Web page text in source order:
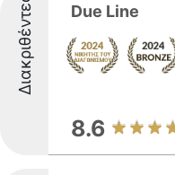
Διακριθέντες Due Line
8.6